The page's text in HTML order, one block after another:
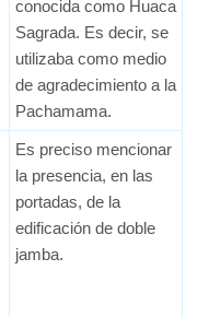
conocida como Huaca
Sagrada. Es decir, se
utilizaba como medio
de agradecimiento a la
Pachamama.
Es preciso mencionar
la presencia, en las
portadas, de la
edificación de doble
jamba.